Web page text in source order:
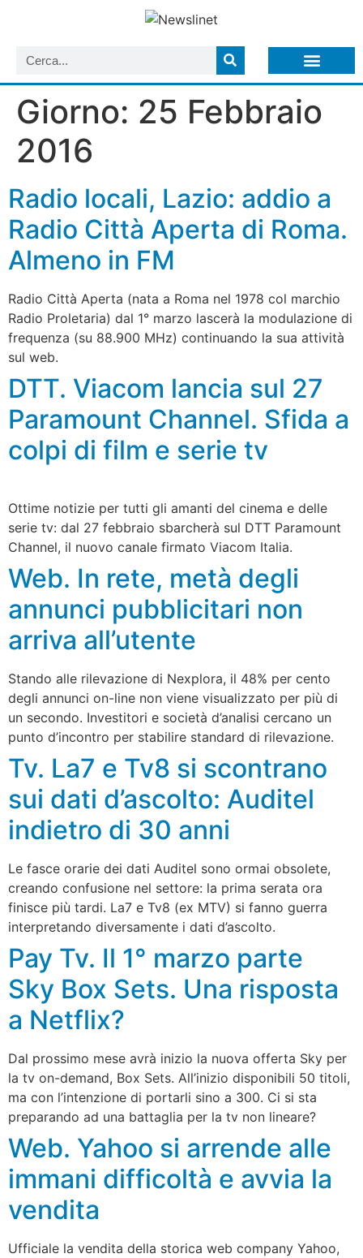
Giorno: 25 Febbraio
2016
Radio locali, Lazio: addio a
Radio Città Aperta di Roma.
Almeno in FM
Radio Città Aperta (nata a Roma nel 1978 col marchio
Radio Proletaria) dal 1° marzo lascerà la modulazione di
frequenza (su 88.900 MHz) continuando la sua attività
sul web.
DTT. Viacom lancia sul 27
Paramount Channel. Sfida a
colpi di film e serie tv
Ottime notizie per tutti gli amanti del cinema e delle
serie tv: dal 27 febbraio sbarcherà sul DTT Paramount
Channel, il nuovo canale firmato Viacom Italia.
Web. In rete, metà degli
annunci pubblicitari non
arriva all’utente
Stando alle rilevazione di Nexplora, il 48% per cento
degli annunci on-line non viene visualizzato per più di
un secondo. Investitori e società d’analisi cercano un
punto d’incontro per stabilire standard di rilevazione.
Tv. La7 e Tv8 si scontrano
sui dati d’ascolto: Auditel
indietro di 30 anni
Le fasce orarie dei dati Auditel sono ormai obsolete,
creando confusione nel settore: la prima serata ora
finisce più tardi. La7 e Tv8 (ex MTV) si fanno guerra
interpretando diversamente i dati d’ascolto.
Pay Tv. Il 1° marzo parte
Sky Box Sets. Una risposta
a Netflix?
Dal prossimo mese avrà inizio la nuova offerta Sky per
la tv on-demand, Box Sets. All’inizio disponibili 50 titoli,
ma con l’intenzione di portarli sino a 300. Ci si sta
preparando ad una battaglia per la tv non lineare?
Web. Yahoo si arrende alle
immani difficoltà e avvia la
vendita
Ufficiale la vendita della storica web company Yahoo,